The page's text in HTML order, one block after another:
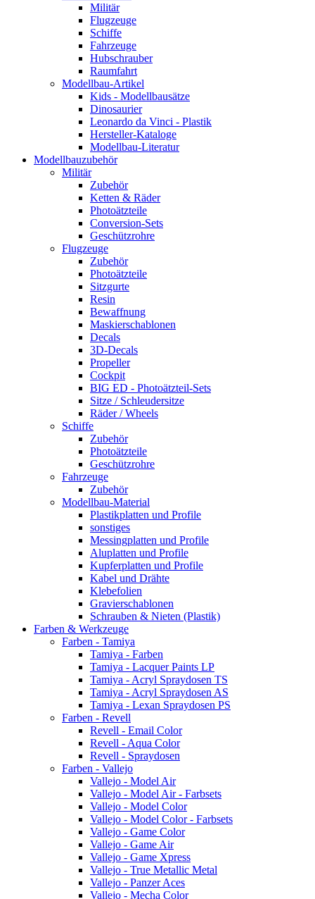
Militär
Flugzeuge
Schiffe
Fahrzeuge
Hubschrauber
Raumfahrt
Modellbau-Artikel
Kids - Modellbausätze
Dinosaurier
Leonardo da Vinci - Plastik
Hersteller-Kataloge
Modellbau-Literatur
Modellbauzubehör
Militär
Zubehör
Ketten & Räder
Photoätzteile
Conversion-Sets
Geschützrohre
Flugzeuge
Zubehör
Photoätzteile
Sitzgurte
Resin
Bewaffnung
Maskierschablonen
Decals
3D-Decals
Propeller
Cockpit
BIG ED - Photoätzteil-Sets
Sitze / Schleudersitze
Räder / Wheels
Schiffe
Zubehör
Photoätzteile
Geschützrohre
Fahrzeuge
Zubehör
Modellbau-Material
Plastikplatten und Profile
sonstiges
Messingplatten und Profile
Aluplatten und Profile
Kupferplatten und Profile
Kabel und Drähte
Klebefolien
Gravierschablonen
Schrauben & Nieten (Plastik)
Farben & Werkzeuge
Farben - Tamiya
Tamiya - Farben
Tamiya - Lacquer Paints LP
Tamiya - Acryl Spraydosen TS
Tamiya - Acryl Spraydosen AS
Tamiya - Lexan Spraydosen PS
Farben - Revell
Revell - Email Color
Revell - Aqua Color
Revell - Spraydosen
Farben - Vallejo
Vallejo - Model Air
Vallejo - Model Air - Farbsets
Vallejo - Model Color
Vallejo - Model Color - Farbsets
Vallejo - Game Color
Vallejo - Game Air
Vallejo - Game Xpress
Vallejo - True Metallic Metal
Vallejo - Panzer Aces
Vallejo - Mecha Color